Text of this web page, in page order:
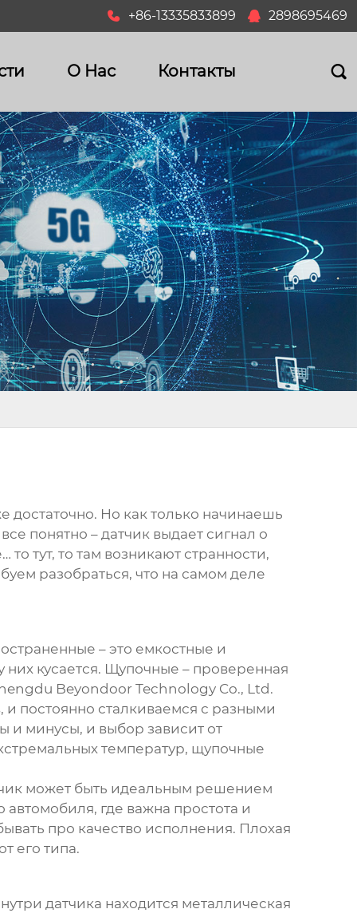
 +86-13335833899  2898695469
О Hас Контакты 
достаточно. Но как только начинаешь
понятно – датчик выдает сигнал о
тут, то там возникают странности,
разобраться, что на самом деле
– это емкостные и
кусается. Щупочные – проверенная
Beyondoor Technology Co., Ltd.
постоянно сталкиваемся с разными
и минусы, и выбор зависит от
температур, щупочные
может быть идеальным решением
где важна простота и
про качество исполнения. Плохая
его типа.
датчика находится металлическая